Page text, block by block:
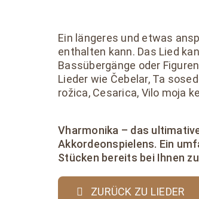
Ein längeres und etwas
enthalten kann. Das Lied
Bassübergänge oder
Lieder wie Čebelar, Ta
rožica, Cesarica, Vilo moja
Vharmonika – das
Akkordeonspielens. Ein
Stücken bereits bei Ihnen
ZURÜCK ZU LIEDER